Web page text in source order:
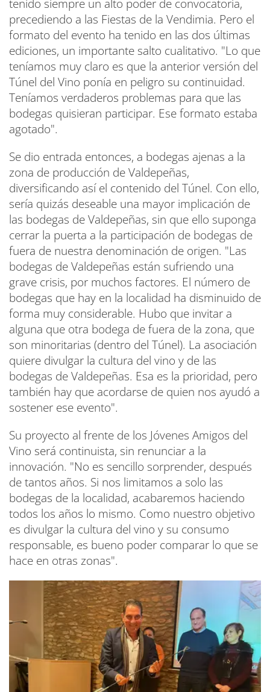
tenido siempre un alto poder de convocatoria,
precediendo a las Fiestas de la Vendimia. Pero el
formato del evento ha tenido en las dos últimas
ediciones, un importante salto cualitativo. "Lo que
teníamos muy claro es que la anterior versión del
Túnel del Vino ponía en peligro su continuidad.
Teníamos verdaderos problemas para que las
bodegas quisieran participar. Ese formato estaba
agotado".
Se dio entrada entonces, a bodegas ajenas a la
zona de producción de Valdepeñas,
diversificando así el contenido del Túnel. Con ello,
sería quizás deseable una mayor implicación de
las bodegas de Valdepeñas, sin que ello suponga
cerrar la puerta a la participación de bodegas de
fuera de nuestra denominación de origen. "Las
bodegas de Valdepeñas están sufriendo una
grave crisis, por muchos factores. El número de
bodegas que hay en la localidad ha disminuido de
forma muy considerable. Hubo que invitar a
alguna que otra bodega de fuera de la zona, que
son minoritarias (dentro del Túnel). La asociación
quiere divulgar la cultura del vino y de las
bodegas de Valdepeñas. Esa es la prioridad, pero
también hay que acordarse de quien nos ayudó a
sostener ese evento".
Su proyecto al frente de los Jóvenes Amigos del
Vino será continuista, sin renunciar a la
innovación. "No es sencillo sorprender, después
de tantos años. Si nos limitamos a solo las
bodegas de la localidad, acabaremos haciendo
todos los años lo mismo. Como nuestro objetivo
es divulgar la cultura del vino y su consumo
responsable, es bueno poder comparar lo que se
hace en otras zonas".